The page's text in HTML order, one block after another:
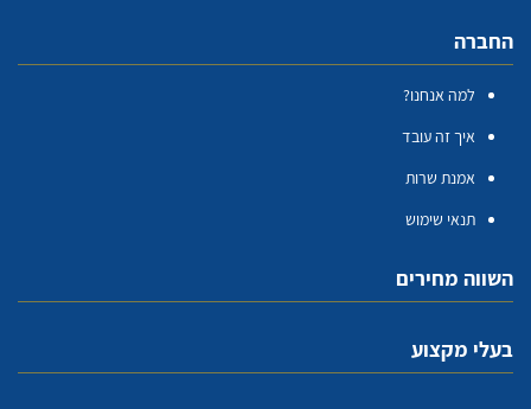
החברה
למה אנחנו?
איך זה עובד
אמנת שרות
תנאי שימוש
השווה מחירים
בעלי מקצוע